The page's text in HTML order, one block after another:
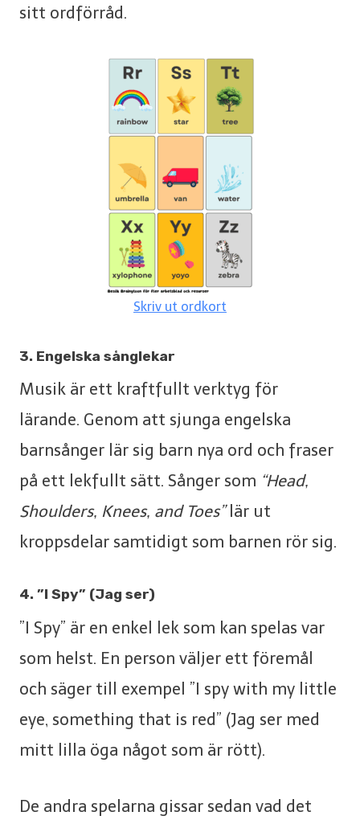
sitt ordförråd.
Skriv ut ordkort
3. Engelska sånglekar
Musik är ett kraftfullt verktyg för
lärande. Genom att sjunga engelska
barnsånger lär sig barn nya ord och fraser
på ett lekfullt sätt. Sånger som “Head,
Shoulders, Knees, and Toes”lär ut
kroppsdelar samtidigt som barnen rör sig.
4. ”I Spy” (Jag ser)
”I Spy” är en enkel lek som kan spelas var
som helst. En person väljer ett föremål
och säger till exempel ”I spy with my little
eye, something that is red” (Jag ser med
mitt lilla öga något som är rött).
De andra spelarna gissar sedan vad det